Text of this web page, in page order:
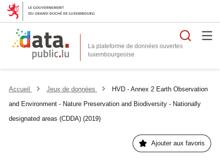
La plateforme de données ouvertes
Accueil Jeux de données
HVD - Annex 2 Earth Observation
and Environment - Nature Preservation and Biodiversity - Nationally
designated areas (CDDA) (2019)
Ajouter aux favoris